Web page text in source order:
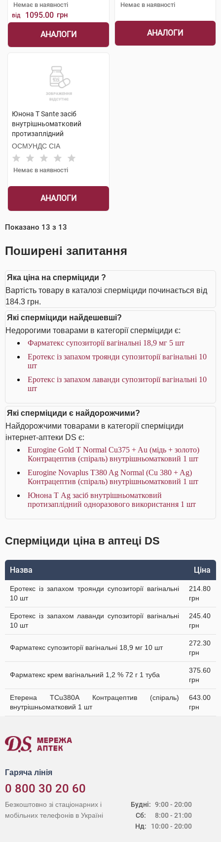
Немає в наявності
від 1095.00 грн
АНАЛОГИ
Немає в наявності
АНАЛОГИ
Юнона Т Sante засіб
внутрішньоматковий
протизаплідний
одноразового використання
1 шт
ОСМУНДС СІА
Немає в наявності
АНАЛОГИ
Показано 13 з 13
Поширені запитання
Яка ціна на сперміциди ?
Вартість товару в каталозі сперміциди починається від
184.3 грн.
Які сперміциди найдешевші?
Недорогими товарами в категорії сперміциди є:
Фарматекс супозиторії вагінальні 18,9 мг 5 шт
Еротекс із запахом троянди супозиторії вагінальні 10
шт
Еротекс із запахом лаванди супозиторії вагінальні 10
шт
Які сперміциди є найдорожчими?
Найдорожчими товарами в категорії сперміциди
інтернет-аптеки DS є:
Eurogine Gold T Normal Cu375 + Au (мідь + золото)
Контрацептив (спіраль) внутрішньоматковий 1 шт
Eurogine Novaplus T380 Ag Normal (Cu 380 + Ag)
Контрацептив (спіраль) внутрішньоматковий 1 шт
Юнона Т Ag засіб внутрішньоматковий
протизаплідний одноразового використання 1 шт
Сперміциди ціна в аптеці DS
Назва Ціна
Еротекс із запахом троянди супозиторії вагінальні
10 шт
214.80
грн
Еротекс із запахом лаванди супозиторії вагінальні
10 шт
245.40
грн
Фарматекс супозиторії вагінальні 18,9 мг 10 шт
272.30
грн
Фарматекс крем вагінальний 1,2 % 72 г 1 туба
375.60
грн
Етерена TCu380A Контрацептив (спіраль)
внутрішньоматковий 1 шт
643.00
грн
Гаряча лінія
0 800 30 20 60
Будні:
Сб:
Нд:
9:00 - 20:00
8:00 - 21:00
10:00 - 20:00
Безкоштовно зі стаціонарних і
мобільних телефонів в Україні